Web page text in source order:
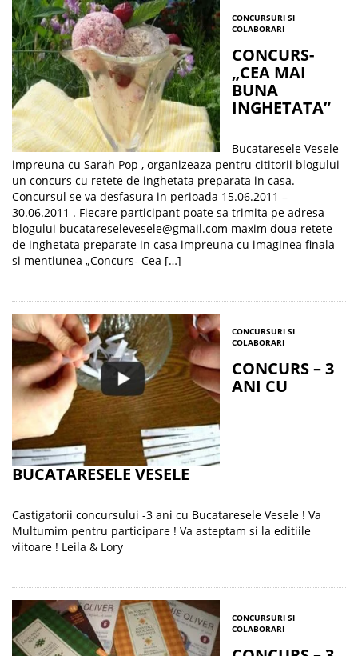
CONCURSURI SI
COLABORARI
CONCURS-
„CEA MAI
BUNA
INGHETATA”
Bucataresele Vesele
impreuna cu Sarah Pop , organizeaza pentru cititorii blogului
un concurs cu retete de inghetata preparata in casa.
Concursul se va desfasura in perioada 15.06.2011 –
30.06.2011 . Fiecare participant poate sa trimita pe adresa
blogului bucatareselevesele@gmail.com maxim doua retete
de inghetata preparate in casa impreuna cu imaginea finala
si mentiunea „Concurs- Cea […]
CONCURSURI SI
COLABORARI
CONCURS – 3
ANI CU
BUCATARESELE VESELE
Castigatorii concursului -3 ani cu Bucataresele Vesele ! Va
Multumim pentru participare ! Va asteptam si la editiile
viitoare ! Leila & Lory
CONCURSURI SI
COLABORARI